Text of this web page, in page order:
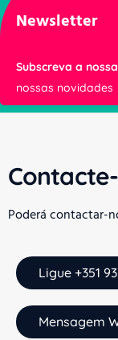
Newsletter
Subscreva a
nossas novidades
Poderá contactar-
Ligue +351
Mensagem